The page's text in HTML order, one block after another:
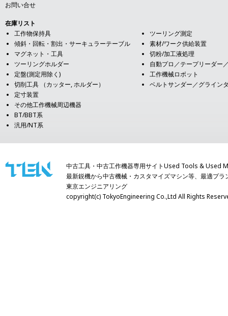
お問い合せ
在庫リスト
工作物保持具
傾斜・回転・割出・サーキュラーテーブル
マグネット・工具
ツーリングホルダー
定盤(測定用除く)
切削工具 （カッター, ホルダー）
ツーリング測定
素材/ワーク供給装置
切粉/加工液処理
自動プロ／テープリーダー
工作機械ロボット
ベルトサンダー／グライン
定寸装置
その他工作機械周辺機器
BT/BBT系
汎用/NT系
中古工具・中古工作機器専用サイトUsed Tools & Used
最新鋭機から中古機械・カスタマイズマシン等、最適プ
東京エンジニアリング
copyright(c) TokyoEngineering Co.,Ltd All Rights